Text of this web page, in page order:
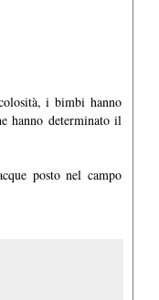
i bimbi hanno
hanno determinato il
posto nel campo